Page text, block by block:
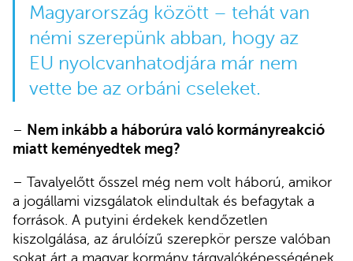
Magyarország között – tehát van
némi szerepünk abban, hogy az
EU nyolcvanhatodjára már nem
vette be az orbáni cseleket.
– Nem inkább a háborúra való kormányreakció
miatt keményedtek meg?
– Tavalyelőtt ősszel még nem volt háború, amikor
a jogállami vizsgálatok elindultak és befagytak a
források. A putyini érdekek kendőzetlen
kiszolgálása, az árulóízű szerepkör persze valóban
sokat árt a magyar kormány tárgyalóképességének.